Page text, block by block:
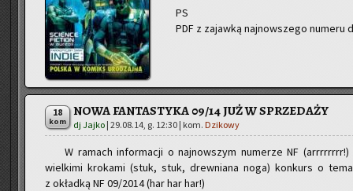
PS
PDF z za­jaw­ką naj­now­sze­go nu­me­ru
18
kom
NOWA FANTASTYKA 09/14 JUŻ W SPRZEDAŻY
dj Jajko | 29.08.14, g. 12:30 | kom. Dzikowy
W ra­mach in­for­ma­cji o naj­now­szym nu­me­rze NF
wiel­ki­mi kro­ka­mi (stuk, stuk, drew­nia­na noga) kon­kurs o
z okład­ką NF 09/2014 (har har har!)